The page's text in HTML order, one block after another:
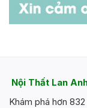
Nội Thất Lan
Khám phá hơn